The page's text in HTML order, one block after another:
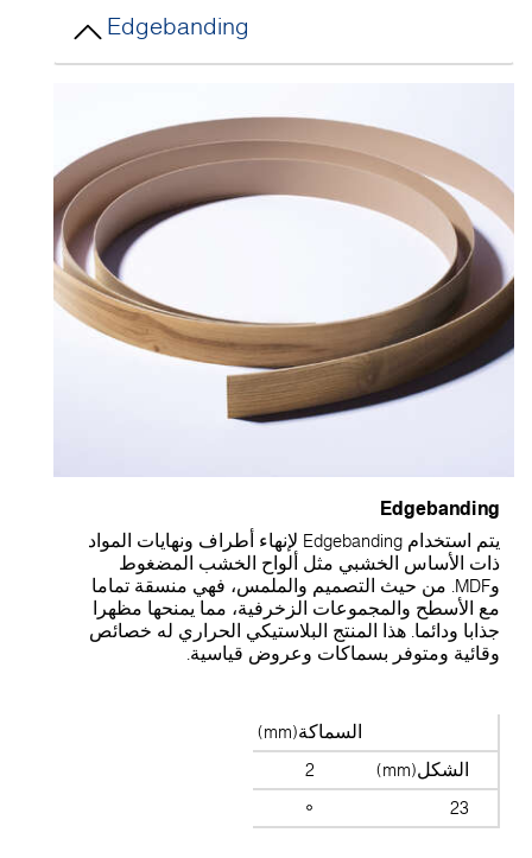
Edgebanding
يتم استخدام Edgebanding لإنهاء أطراف ونهايات المواد
الأساس الخشبي مثل ألواح الخشب المضغوط
وMDF. من حيث التصميم والملمس، فهي منسقة تماما
الأسطح والمجموعات الزخرفية، مما يمنحها مظهرا
ودائما. هذا المنتج البلاستيكي الحراري له خصائص
ومتوفر بسماكات وعروض قياسية.
السماكة(mm)
الشكل(mm)